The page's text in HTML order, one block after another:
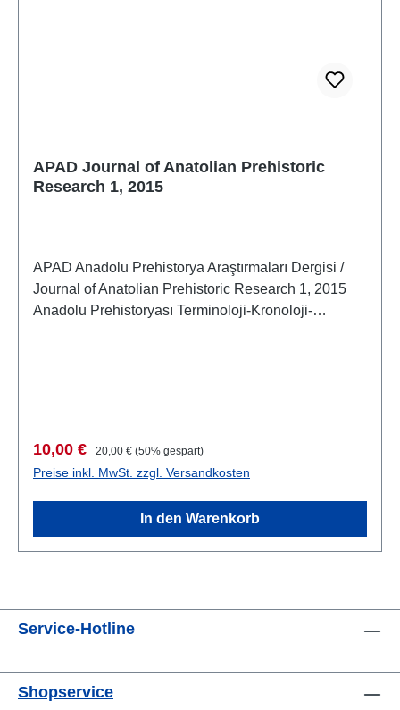
APAD Journal of Anatolian Prehistoric
Research 1, 2015
APAD Anadolu Prehistorya Araştırmaları Dergisi /
Journal of Anatolian Prehistoric Research 1, 2015
Anadolu Prehistoryası Terminoloji-Kronoloji-
Verkaufspreis:
10,00 € Regulärer Preis:
20,00 € (50% gespart)
Preise inkl. MwSt. zzgl. Versandkosten
In den Warenkorb
Service-Hotline
Shopservice